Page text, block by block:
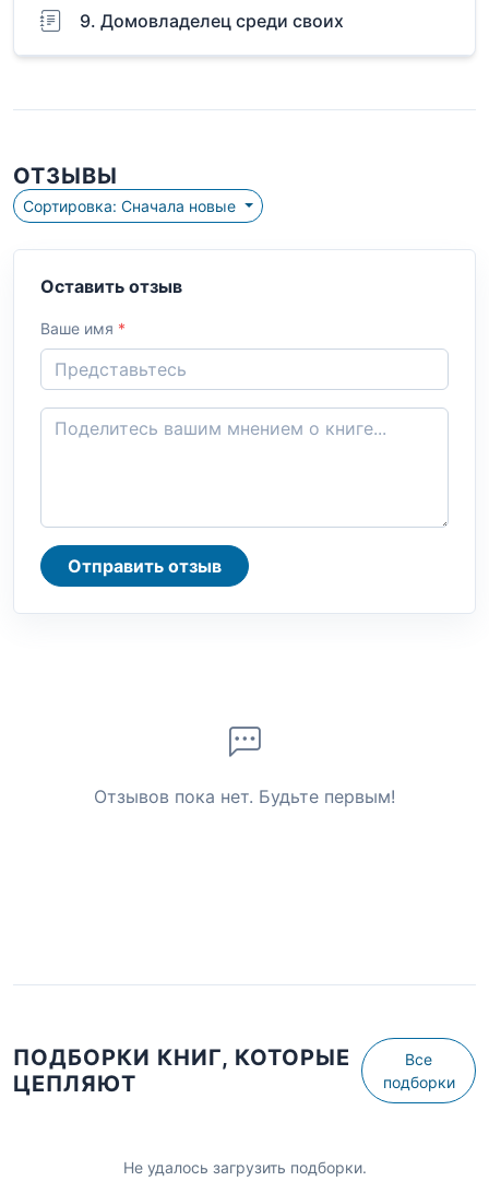
9. Домовладелец среди своих
ОТЗЫВЫ
Сортировка: Сначала новые
Оставить отзыв
Ваше имя *
Отправить отзыв
Отзывов пока нет. Будьте первым!
ПОДБОРКИ КНИГ, КОТОРЫЕ
ЦЕПЛЯЮТ
Все
подборки
Не удалось загрузить подборки.